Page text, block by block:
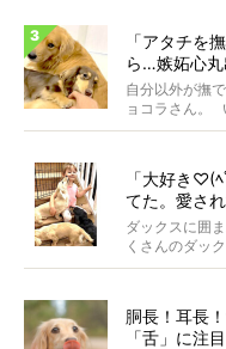
「アタチを
ら…嫉妬心丸
自分以外が撫
ョコラさん。
「大好き♡(
てた。愛さ
ダックスに囲
くさんのダッ
胴長！耳長
「舌」に注